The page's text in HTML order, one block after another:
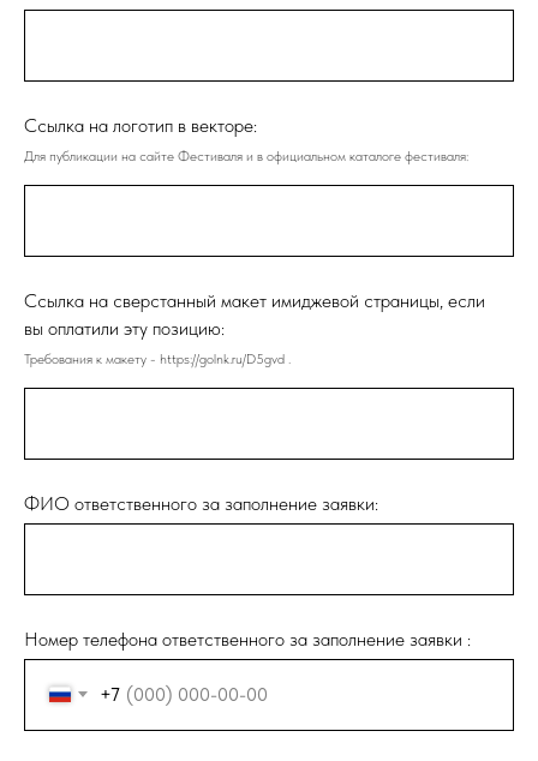
Ссылка на логотип в векторе:
Для публикации на сайте Фестиваля и в официальном каталоге фестиваля:
Ссылка на сверстанный макет имиджевой страницы, если
вы оплатили эту позицию:
Требования к макету - https://golnk.ru/D5gvd .
ФИО ответственного за заполнение заявки:
Номер телефона ответственного за заполнение заявки :
+7